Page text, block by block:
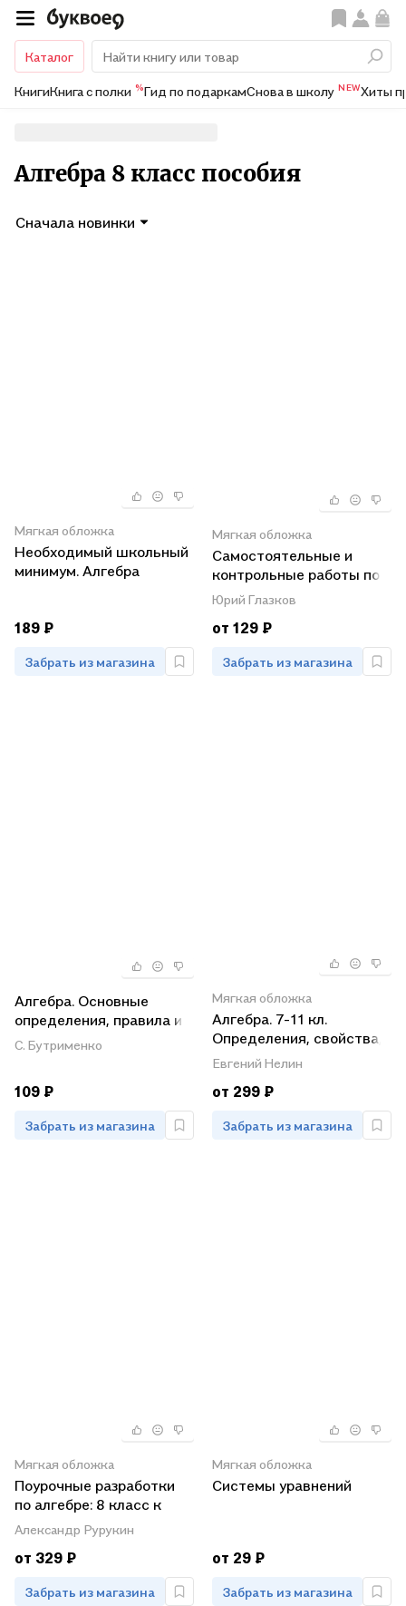
Каталог
КнигиКнига с полки %Гид по подаркамСнова в школу NEWХиты
Алгебра 8 класс пособия
Сначала новинки
Мягкая обложка
Необходимый школьный
минимум. Алгебра
189 ₽
Забрать из магазина
Мягкая обложка
Самостоятельные и
контрольные работы по
алгебре. 8 класс. К
учебнику Ю.Н.
Макарычева и др.. под
ред. С.А. Теляковского
"Алгебра. 8 класс"
Юрий Глазков
от 129 ₽
Забрать из магазина
Алгебра. Основные
определения, правила и
формулы. 7-9 классы.
Комплект карт для
контрольным работам,
С. Бутрименко
109 ₽
Забрать из магазина
Мягкая обложка
Алгебра. 7-11 кл.
Определения, свойства,
методы решения задач -
Евгений Нелин
от 299 ₽
Забрать из магазина
Мягкая обложка
Поурочные разработки
по алгебре: 8 класс к
учебнику Ю.Н.
Макарычева (ФГОС)
Александр Рурукин
от 329 ₽
Забрать из магазина
Мягкая обложка
Системы уравнений
от 29 ₽
Забрать из магазина